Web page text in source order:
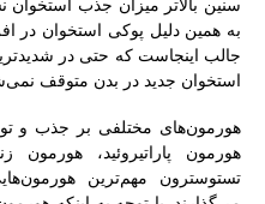
سنین بالاتر میزان جذب
به همین دلیل پوکی استخوان در
جالب اینجاست که حتی در
استخوان جدید در بدن متوقف
هورمون‌های مختلفی بر جذب و
هورمون پاراتیروئید، هورمون
تستوسترون مهم‌ترین